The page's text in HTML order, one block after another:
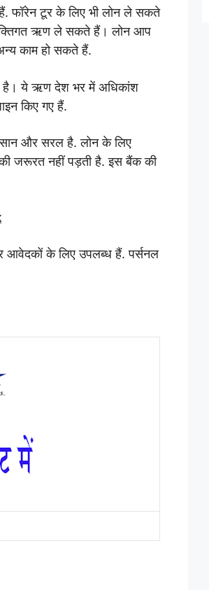
फॉरेन टूर के लिए भी लोन ले सकते
ऋण ले सकते हैं। लोन आप
काम हो सकते हैं.
है। ये ऋण देश भर में अधिकांश
किए गए हैं.
और सरल है. लोन के लिए
जरूरत नहीं पड़ती है. इस बैंक की
आवेदकों के लिए उपलब्ध हैं. पर्सनल